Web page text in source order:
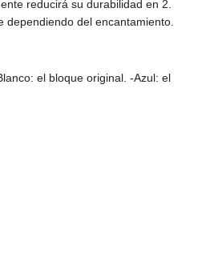
reducirá su durabilidad en 2.
del encantamiento.
el bloque original. -Azul: el